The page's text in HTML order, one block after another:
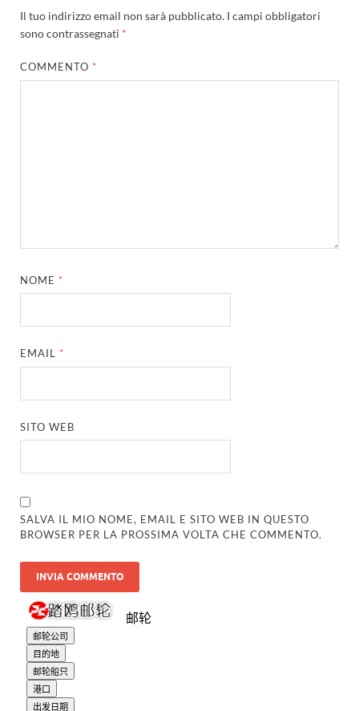
Il tuo indirizzo email non sarà pubblicato. I campi obbligatori
sono contrassegnati *
COMMENTO *
NOME *
EMAIL *
SITO WEB
SALVA IL MIO NOME, EMAIL E SITO WEB IN QUESTO
BROWSER PER LA PROSSIMA VOLTA CHE COMMENTO.